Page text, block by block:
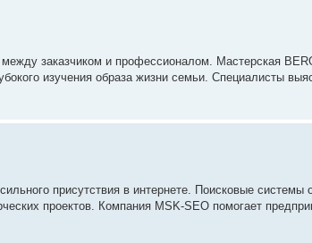
заказчиком и профессионалом. Мастерская
изучения образа жизни семьи. Специалисты
присутствия в интернете. Поисковые системы
проектов. Компания MSK-SEO помогает